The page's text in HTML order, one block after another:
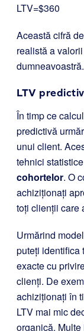
LTV=$360
Această cifră
realistă a
dumneavoastră.
LTV
În timp ce
predictivă
unui client.
tehnici
cohortelor. O
achiziționați
toți clienții care
Urmărind
puteți identifica
exacte cu
clienți. De
achiziționați în
LTV mai mic
organică.